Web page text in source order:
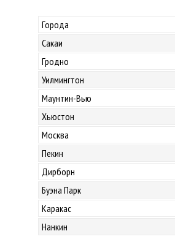
Города
Сакаи
Гродно
Уилмингтон
Маунтин-Вью
Хьюстон
Москва
Пекин
Дирборн
Буэна Парк
Каракас
Нанкин